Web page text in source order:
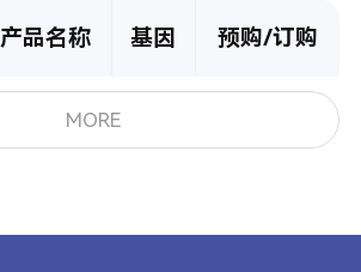
产品名称 基因 预购/订购
MORE